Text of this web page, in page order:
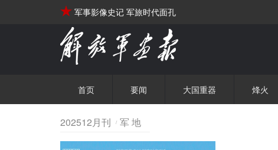
军事影像史记 军旅时代面孔
首页 要闻 大国重器 烽火
202512月刊 军 地